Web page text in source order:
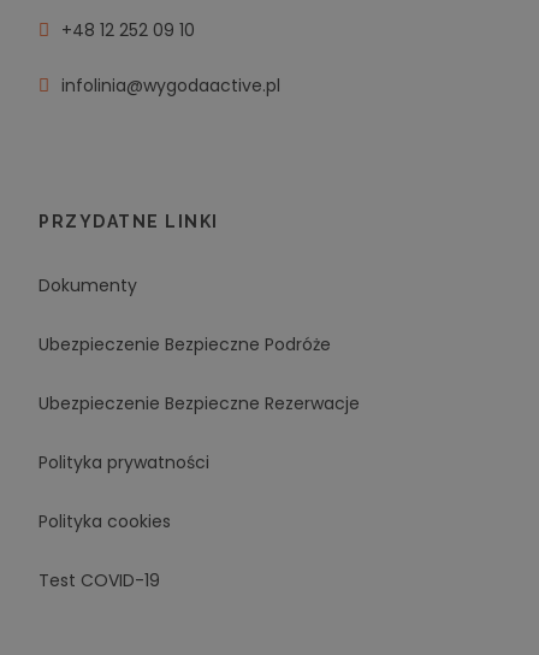
+48 12 252 09 10
infolinia@wygodaactive.pl
PRZYDATNE LINKI
Dokumenty
Ubezpieczenie Bezpieczne Podróże
Ubezpieczenie Bezpieczne Rezerwacje
Polityka prywatności
Polityka cookies
Test COVID-19